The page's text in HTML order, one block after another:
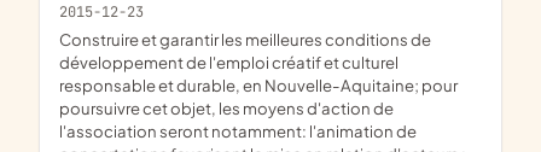
2015-12-23
construire et garantir les meilleures conditions de
développement de l'emploi créatif et culturel
responsable et durable, en Nouvelle-Aquitaine; pour
poursuivre cet objet, les moyens d'action de
l'association seront notamment: l'animation de